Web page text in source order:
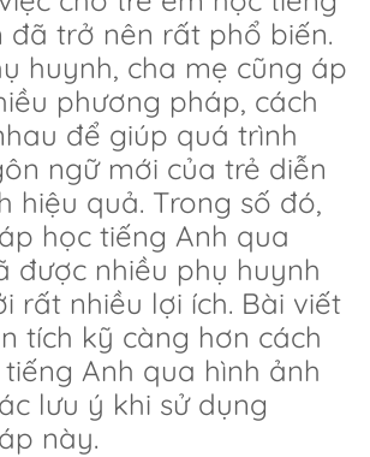
đã trở nên rất phổ biến.
huynh, cha mẹ cũng áp
phương pháp, cách
để giúp quá trình
ngữ mới của trẻ diễn
hiệu quả. Trong số đó,
học tiếng Anh qua
được nhiều phụ huynh
rất nhiều lợi ích. Bài viết
tích kỹ càng hơn cách
Anh qua hình ảnh
lưu ý khi sử dụng
này.